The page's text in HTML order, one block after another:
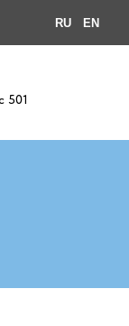
501
RU EN